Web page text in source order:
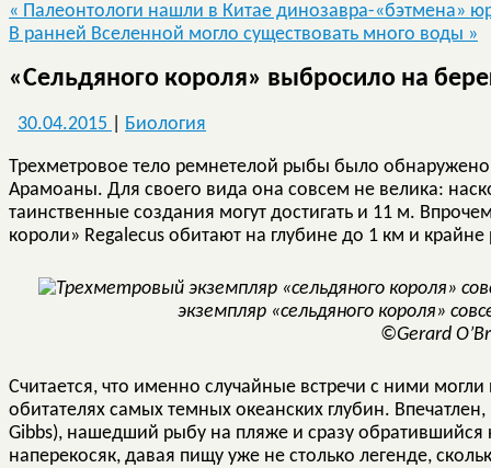
« Палеонтологи нашли в Китае динозавра-«бэтмена»
В ранней Вселенной могло существовать много воды »
«Сельдяного короля» выбросило на
30.04.2015 Биология
Трехметровое тело ремнетелой рыбы было
Арамоаны. Для своего вида она совсем не велика:
таинственные создания могут достигать и 11 м.
короли» Regalecus обитают на глубине до 1 км и
экземпляр «сельдяного короля»
©Gerard
Считается, что именно случайные встречи с ними
обитателях самых темных океанских глубин.
Gibbs), нашедший рыбу на пляже и сразу
наперекосяк, давая пищу уже не столько легенде,